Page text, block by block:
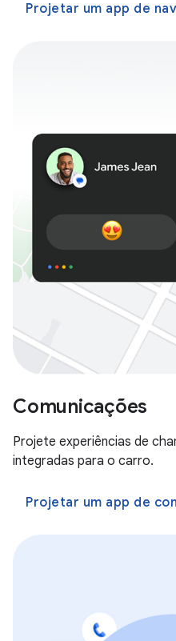
Projetar um app de
Comunicações
Projete experiências de
integradas para o carro.
Projetar um app de